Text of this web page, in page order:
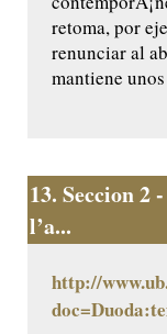
retoma, por
renunciar al
mantiene
13. Seccion 2
l’a...
http://